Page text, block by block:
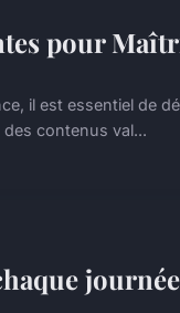
pour
il est essentiel de
contenus val...